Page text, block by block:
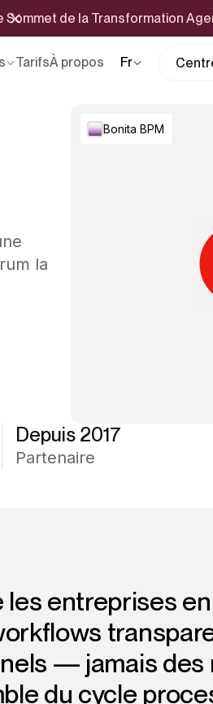
de la Transformation
TarifsÀ propos Fr
la
Bonita BPM
Depuis 2017
Partenaire
entreprises
— jamais des
du cycle